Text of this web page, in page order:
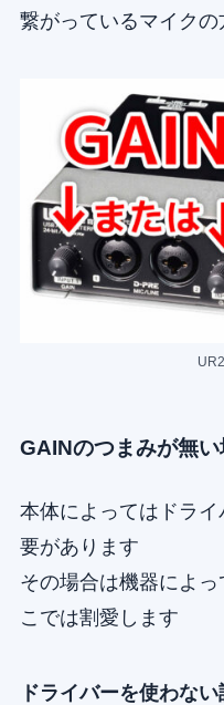
繋がっているマイク
GAINのつまみが無い
本体によってはドラ
要があります
その場合は機器によ
こでは割愛します
ドライバーを使わない